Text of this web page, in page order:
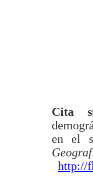
Cita
en el
http://